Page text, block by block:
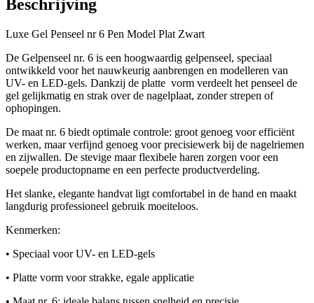
Beschrijving
Luxe Gel Penseel nr 6 Pen Model Plat Zwart
De Gelpenseel nr. 6 is een hoogwaardig gelpenseel, speciaal
ontwikkeld voor het nauwkeurig aanbrengen en modelleren van
UV- en LED-gels. Dankzij de platte vorm verdeelt het penseel de
gel gelijkmatig en strak over de nagelplaat, zonder strepen of
ophopingen.
De maat nr. 6 biedt optimale controle: groot genoeg voor efficiënt
werken, maar verfijnd genoeg voor precisiewerk bij de nagelriemen
en zijwallen. De stevige maar flexibele haren zorgen voor een
soepele productopname en een perfecte productverdeling.
Het slanke, elegante handvat ligt comfortabel in de hand en maakt
langdurig professioneel gebruik moeiteloos.
Kenmerken:
• Speciaal voor UV- en LED-gels
• Platte vorm voor strakke, egale applicatie